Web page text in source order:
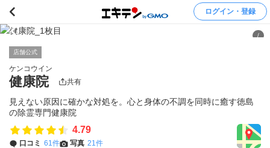
ログイン・登録
/
店舗公式
ケンコウイン
健康院 共有
見えない原因に確かな対処を。心と身体の不調を同時に癒す徳島
の除霊専門健康院
4.79
口コミ 61件 写真 21件